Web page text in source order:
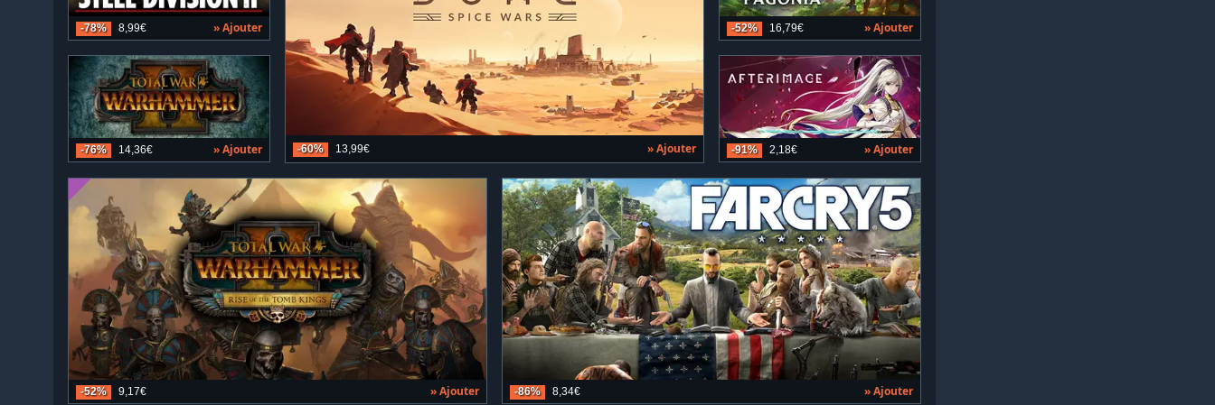
-78% 8,99€ » Ajouter
-76% 14,36€ » Ajouter -60% 13,99€ » Ajouter
-52% 16,79€ » Ajouter
-91% 2,18€ » Ajouter
-52% 9,17€ » Ajouter -86% 8,34€ » Ajouter